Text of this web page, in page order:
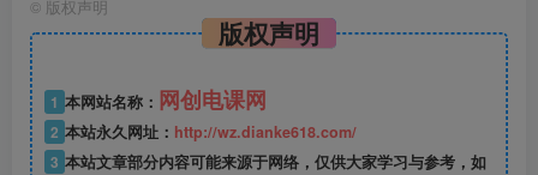
© 版权声明
版权声明
1 本网站名称： 网创电课网
2 本站永久网址： http://wz.dianke618.com/
3 本站文章部分内容可能来源于网络，仅供大家学习与参考，如